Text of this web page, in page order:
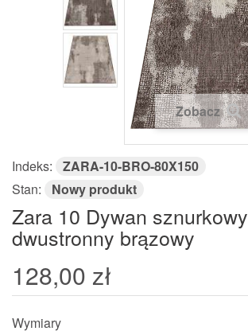
Zobacz
Indeks:
ZARA-10-BRO-80X150
Stan:
Nowy produkt
Zara 10 Dywan sznurkowy
dwustronny brązowy
128,00 zł
Wymiary